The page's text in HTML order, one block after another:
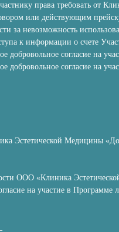
права требовать от
или действующим
за невозможность
к информации о счете
согласие на
согласие на
Эстетической Медицины
ООО «Клиника
на участие в Программе